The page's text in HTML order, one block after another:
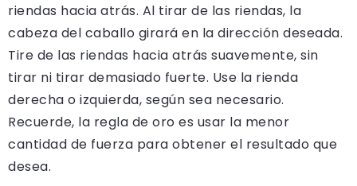
riendas hacia atrás. Al tirar de las riendas, la
cabeza del caballo girará en la dirección deseada.
Tire de las riendas hacia atrás suavemente, sin
tirar ni tirar demasiado fuerte. Use la rienda
derecha o izquierda, según sea necesario.
Recuerde, la regla de oro es usar la menor
cantidad de fuerza para obtener el resultado que
desea.